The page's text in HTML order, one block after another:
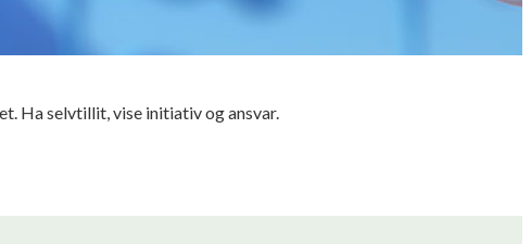
Ha selvtillit, vise initiativ og ansvar.